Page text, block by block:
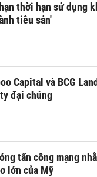
thời hạn sử dụng
tiêu sản'
Capital và BCG
đại chúng
tấn công mạng
lớn của Mỹ